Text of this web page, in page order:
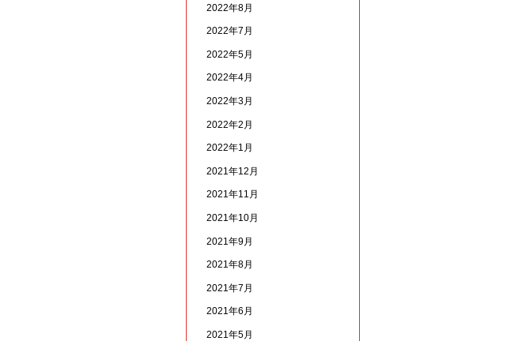
2022年8月
2022年7月
2022年5月
2022年4月
2022年3月
2022年2月
2022年1月
2021年12月
2021年11月
2021年10月
2021年9月
2021年8月
2021年7月
2021年6月
2021年5月